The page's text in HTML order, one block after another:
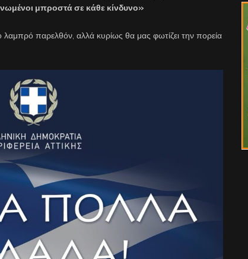
μπροστά σε κάθε κίνδυνο»
παρελθόν, αλλά κυρίως θα μας φωτίζει την πορεία